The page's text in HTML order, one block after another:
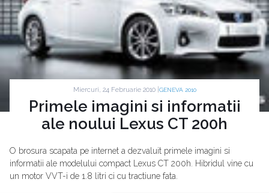
Miercuri, 24 Februarie 2010 | GENEVA 2010
Primele imagini si informatii
ale noului Lexus CT 200h
O brosura scapata pe internet a dezvaluit primele imagini si
informatii ale modelului compact Lexus CT 200h. Hibridul vine cu
un motor VVT-i de 1.8 litri ci cu tractiune fata.